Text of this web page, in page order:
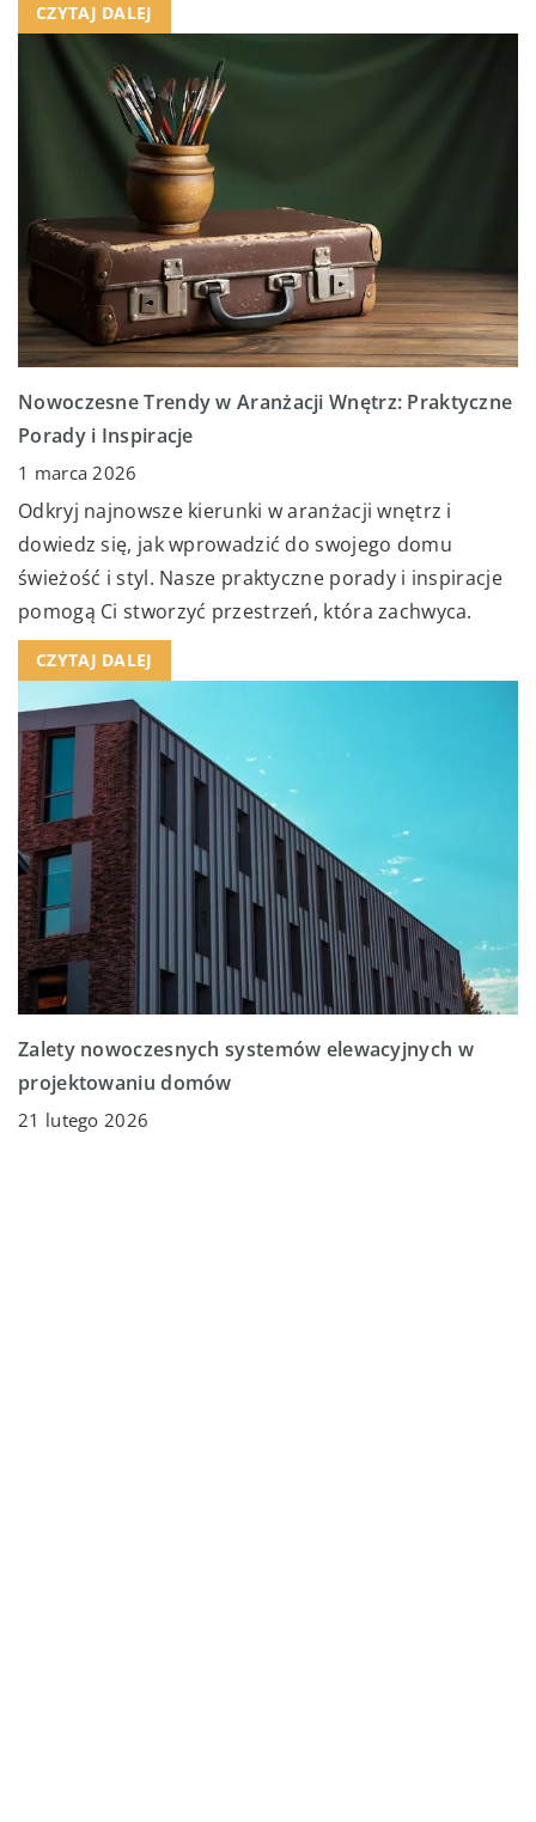
CZYTAJ DALEJ
Nowoczesne Trendy w Aranżacji Wnętrz: Praktyczne
Porady i Inspiracje
1 marca 2026
Odkryj najnowsze kierunki w aranżacji wnętrz i
dowiedz się, jak wprowadzić do swojego domu
świeżość i styl. Nasze praktyczne porady i inspiracje
pomogą Ci stworzyć przestrzeń, która zachwyca.
CZYTAJ DALEJ
Zalety nowoczesnych systemów elewacyjnych w
projektowaniu domów
21 lutego 2026